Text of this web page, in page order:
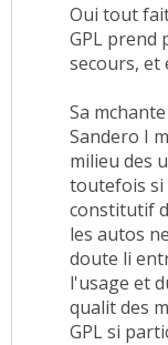
Oui tout
GPL prend
secours, et
Sa
Sandero I
milieu des
toutefois
constitutif
les autos
doute li
l'usage et
qualit des
GPL si